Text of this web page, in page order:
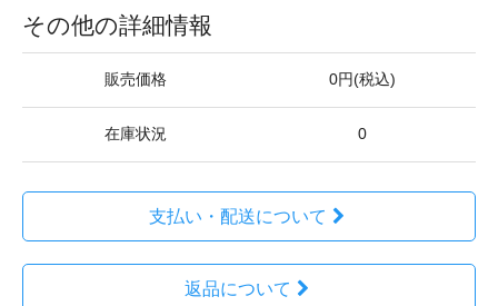
その他の詳細情報
販売価格 0円(税込)
在庫状況 0
支払い・配送について
返品について